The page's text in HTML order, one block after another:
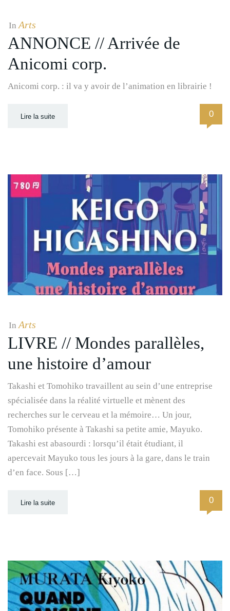
InArts
ANNONCE // Arrivée de
Anicomi corp.
Anicomi corp. : il va y avoir de l’animation en librairie !
Lire la suite 0
InArts
LIVRE // Mondes parallèles,
une histoire d’amour
Takashi et Tomohiko travaillent au sein d’une entreprise
spécialisée dans la réalité virtuelle et mènent des
recherches sur le cerveau et la mémoire… Un jour,
Tomohiko présente à Takashi sa petite amie, Mayuko.
Takashi est abasourdi : lorsqu’il était étudiant, il
apercevait Mayuko tous les jours à la gare, dans le train
d’en face. Sous […]
Lire la suite 0